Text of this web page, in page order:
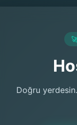
Doğru